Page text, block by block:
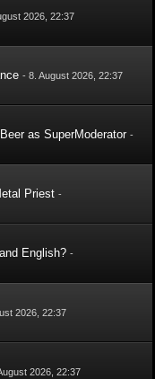
2026, 22:37
-8. August 2026, 22:37
as SuperModerator -
Priest -
English? -
2026, 22:37
2026, 22:37